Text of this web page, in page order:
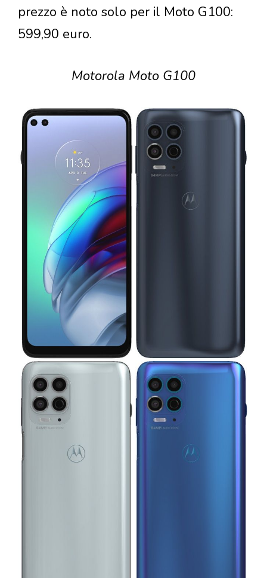
prezzo è noto solo per il Moto G100:
599,90 euro.
Motorola Moto G100